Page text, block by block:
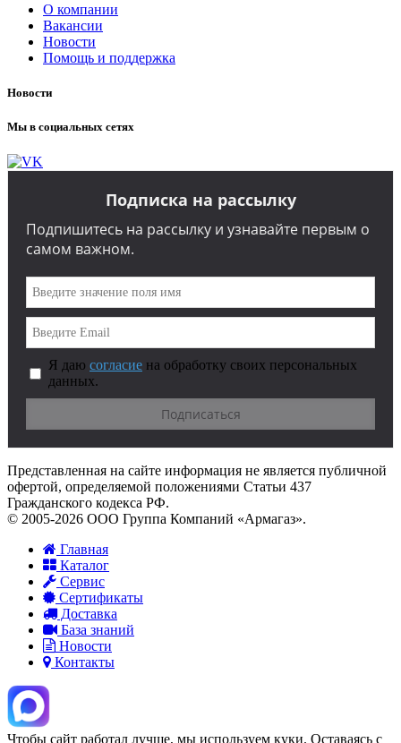
О компании
Вакансии
Новости
Помощь и поддержка
Новости
Мы в социальных сетях
Подписка на рассылку
Подпишитесь на рассылку и узнавайте первым о
самом важном.
Я даю согласие на обработку своих персональных
данных.
Представленная на сайте информация не является публичной
офертой, определяемой положениями Статьи 437
Гражданского кодекса РФ.
© 2005-2026 ООО Группа Компаний «Армагаз».
Главная
Каталог
Сервис
Сертификаты
Доставка
База знаний
Новости
Контакты
Чтобы сайт работал лучше, мы используем куки. Оставаясь с